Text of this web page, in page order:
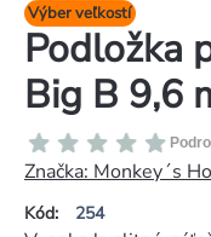
Výber veľkostí
Podložka
Big B 9,6
Kód: 254
Priemerné
hodnotenie
produktu
je
Značka: Monkey´s